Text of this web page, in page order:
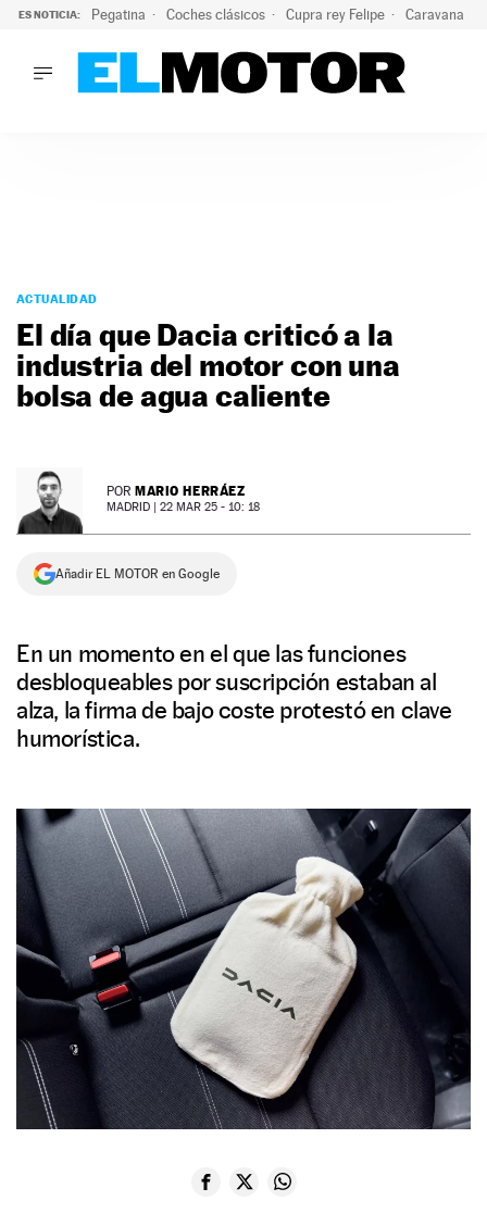
ES NOTICIA: Pegatina Coches clásicos Cupra rey Felipe Caravana
PODCAST
MOTOS
TECNOLOGÍA
SUPERCOCHES
SERVICIOS
NEWSLETTER
SÍGUENOS
ACTUALIDAD
El día que Dacia criticó a la
industria del motor con una
bolsa de agua caliente
POR MARIO HERRÁEZ
MADRID | 22 MAR 25 - 10: 18
Añadir EL MOTOR en Google
En un momento en el que las funciones
desbloqueables por suscripción estaban al
alza, la firma de bajo coste protestó en clave
humorística.